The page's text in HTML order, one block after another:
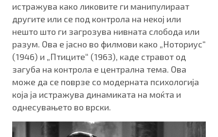
истражува како ликовите ги манипулираат
другите или се под контрола на некој или
нешто што ги загрозува нивната слобода или
разум. Ова е јасно во филмови како „Ноториус“
(1946) и „Птиците“ (1963), каде стравот од
загуба на контрола е централна тема. Ова
може да се поврзе со модерната психологија
која ја истражува динамиката на моќта и
однесувањето во врски.